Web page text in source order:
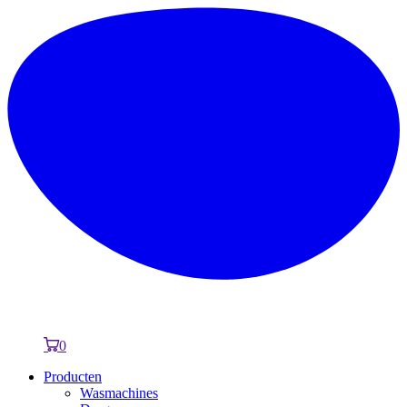
0
Producten
Wasmachines